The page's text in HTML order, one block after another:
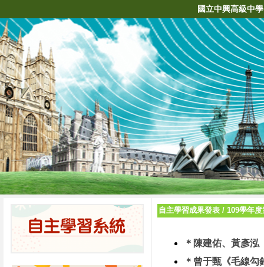
國立中興高級中學
自主學習成果發表 / 109學年
＊陳建佑、黃彥泓
＊曾于甄《毛線勾